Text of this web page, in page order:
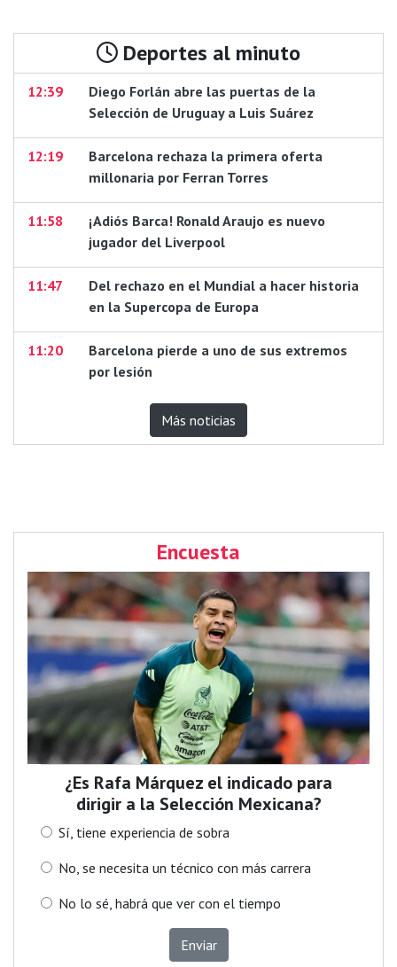
Deportes al minuto
12:39
Diego Forlán abre las puertas de la
Selección de Uruguay a Luis Suárez
12:19
Barcelona rechaza la primera oferta
millonaria por Ferran Torres
11:58
¡Adiós Barca! Ronald Araujo es nuevo
jugador del Liverpool
11:47
Del rechazo en el Mundial a hacer historia
en la Supercopa de Europa
11:20
Barcelona pierde a uno de sus extremos
por lesión
Más noticias
Encuesta
¿Es Rafa Márquez el indicado para
dirigir a la Selección Mexicana?
Sí, tiene experiencia de sobra
No, se necesita un técnico con más carrera
No lo sé, habrá que ver con el tiempo
Enviar